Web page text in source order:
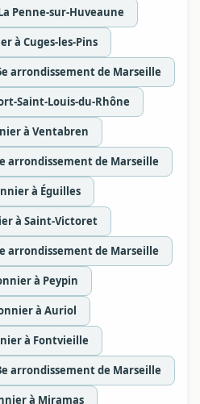
Penne-sur-Huveaune
à Cuges-les-Pins
arrondissement de Marseille
Saint-Louis-du-Rhône
à Ventabren
arrondissement de Marseille
à Éguilles
à Saint-Victoret
arrondissement de Marseille
à Peypin
à Auriol
à Fontvieille
arrondissement de Marseille
à Miramas